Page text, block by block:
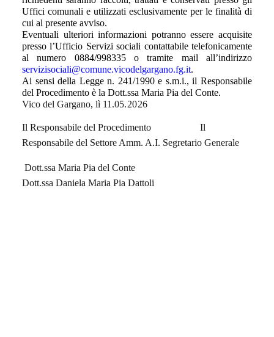
Uffici comunali e utilizzati esclusivamente per le finalità di
cui al presente avviso.
Eventuali ulteriori informazioni potranno essere acquisite
presso l’Ufficio Servizi sociali contattabile telefonicamente
al numero 0884/998335 o tramite mail all’indirizzo
servizisociali@comune.vicodelgargano.fg.it.
Ai sensi della Legge n. 241/1990 e s.m.i., il Responsabile
del Procedimento è la Dott.ssa Maria Pia del Conte.
Vico del Gargano, lì 11.05.2026
Il Responsabile del Procedimento Il
Responsabile del Settore Amm. A.I. Segretario Generale
Dott.ssa Maria Pia del Conte
Dott.ssa Daniela Maria Pia Dattoli